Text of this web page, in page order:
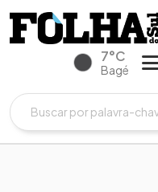
7°C
Bagé